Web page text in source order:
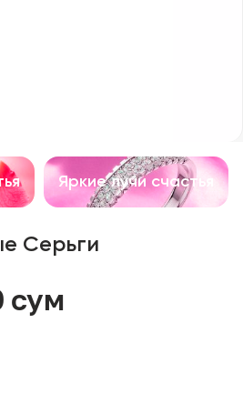
Яркие лучи счастья
Серьги
сум